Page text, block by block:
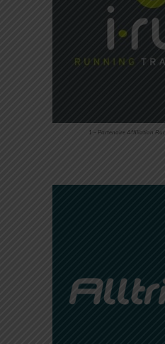
1 – Partenaire Affiliation